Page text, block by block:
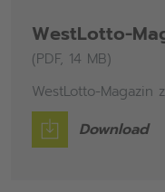
WestLotto-
(PDF, 14 MB)
WestLotto-Magazin
Download